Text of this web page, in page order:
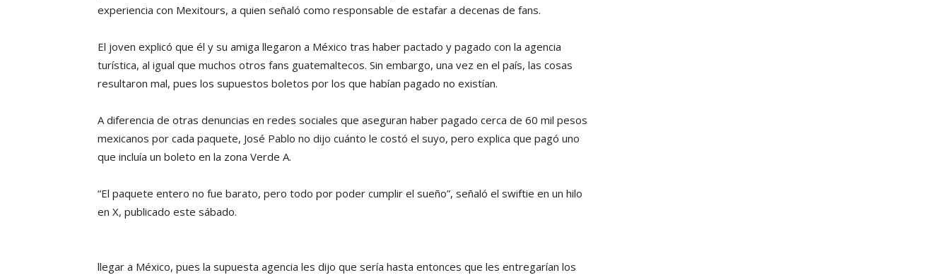
experiencia con Mexitours, a quien señaló como responsable de estafar a decenas de fans.
El joven explicó que él y su amiga llegaron a México tras haber pactado y pagado con la agencia
turística, al igual que muchos otros fans guatemaltecos. Sin embargo, una vez en el país, las cosas
resultaron mal, pues los supuestos boletos por los que habían pagado no existían.
A diferencia de otras denuncias en redes sociales que aseguran haber pagado cerca de 60 mil pesos
mexicanos por cada paquete, José Pablo no dijo cuánto le costó el suyo, pero explica que pagó uno
que incluía un boleto en la zona Verde A.
“El paquete entero no fue barato, pero todo por poder cumplir el sueño”, señaló el swiftie en un hilo
en X, publicado este sábado.
llegar a México, pues la supuesta agencia les dijo que sería hasta entonces que les entregarían los